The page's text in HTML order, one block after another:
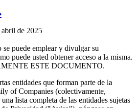
abril de 2025
se puede emplear y divulgar su
puede usted obtener acceso a la misma.
ESTE DOCUMENTO.
entidades que forman parte de la
of Companies (colectivamente,
lista completa de las entidades sujetas